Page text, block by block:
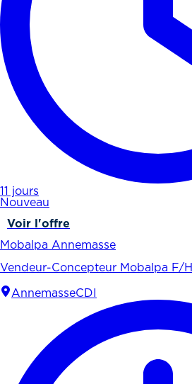
11 jours
Nouveau
Voir l'offre
Mobalpa Annemasse
Vendeur-Concepteur Mobalpa F/H
AnnemasseCDI